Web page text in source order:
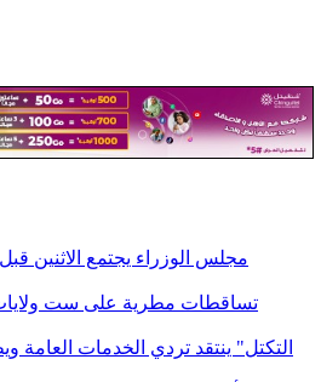
مجلس الوزراء يجتمع الاثنين
تساقطات مطرية على ست ولايات خلال الـ24
"التكتل" ينتقد تردي الخدمات